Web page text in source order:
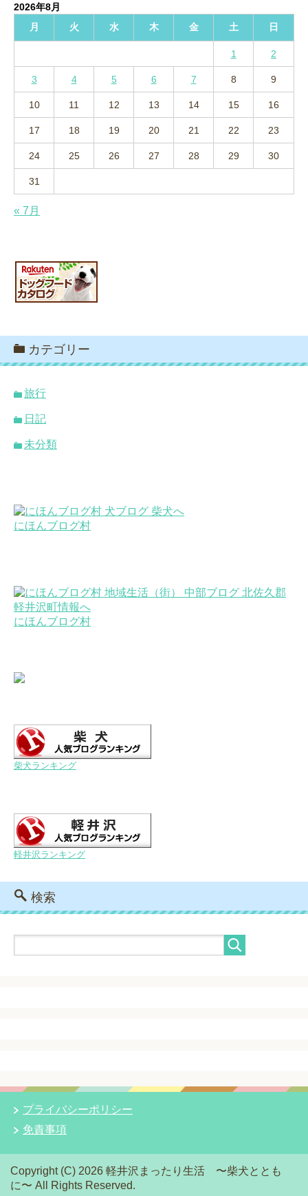
ブ
2026年8月
月
火 水 木 金 土 日
1 2
3 4 5 6 7 8 9
10 11 12 13 14 15 16
17 18 19 20 21 22 23
24 25 26 27 28 29 30
31
« 7月
カテゴリー
旅行
日記
未分類
にほんブログ村
にほんブログ村
柴犬ランキング
軽井沢ランキング
検索
プライバシーポリシー
免責事項
Copyright (C) 2026 軽井沢まったり生活 〜柴犬ととも
に〜 All Rights Reserved.